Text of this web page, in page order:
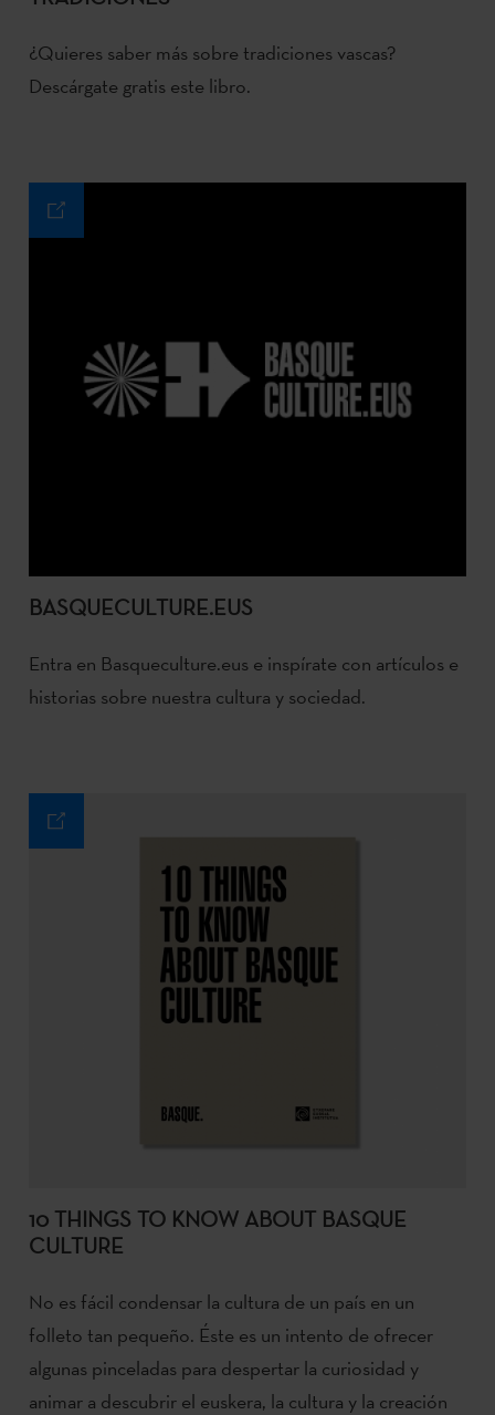
¿Quieres saber más sobre tradiciones vascas?
Descárgate gratis este libro.
BASQUECULTURE.EUS
Entra en Basqueculture.eus e inspírate con artículos e
historias sobre nuestra cultura y sociedad.
10 THINGS TO KNOW ABOUT BASQUE
CULTURE
No es fácil condensar la cultura de un país en un
folleto tan pequeño. Éste es un intento de ofrecer
algunas pinceladas para despertar la curiosidad y
animar a descubrir el euskera, la cultura y la creación